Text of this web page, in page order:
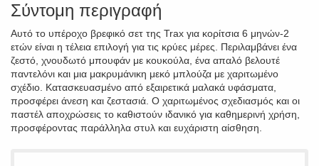
Σύντομη περιγραφή
Αυτό το υπέροχο βρεφικό σετ της Trax για κορίτσια 6 μηνών-2
ετών είναι η τέλεια επιλογή για τις κρύες μέρες. Περιλαμβάνει ένα
ζεστό, χνουδωτό μπουφάν με κουκούλα, ένα απαλό βελουτέ
παντελόνι και μια μακρυμάνικη μεκό μπλούζα με χαριτωμένο
σχέδιο. Κατασκευασμένο από εξαιρετικά μαλακά υφάσματα,
προσφέρει άνεση και ζεστασιά. Ο χαριτωμένος σχεδιασμός και οι
παστέλ αποχρώσεις το καθιστούν ιδανικό για καθημερινή χρήση,
προσφέροντας παράλληλα στυλ και ευχάριστη αίσθηση.